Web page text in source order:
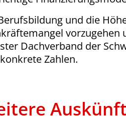
und die
Dachverband der
Zahlen.